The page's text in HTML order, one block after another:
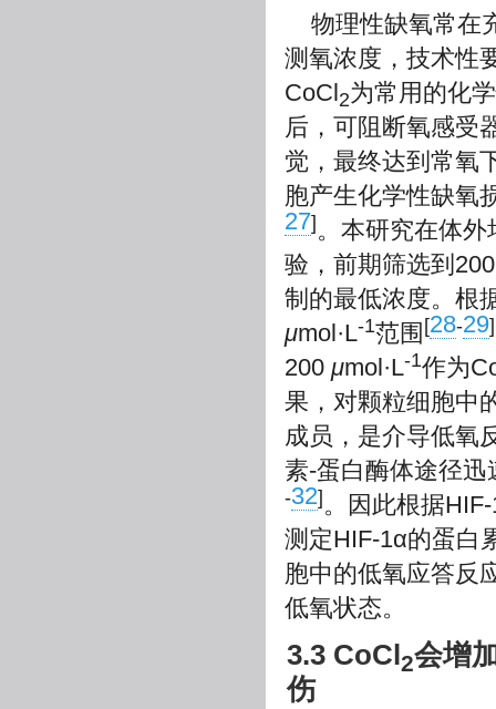
物理性缺氧常在
测氧浓度，技术性
CoCl2为常用的化
后，可阻断氧感受
觉，最终达到常氧
胞产生化学性缺氧
27]。本研究在体
验，前期筛选到
制的最低浓度。根
μmol·L-1范围 [28-29]
200 μmol·L-1作为
果，对颗粒细胞中
成员，是介导低氧
素-蛋白酶体途径
-32]。因此根据
测定HIF-1α的蛋白
胞中的低氧应答反
低氧状态。
3.3 CoCl 2会增
伤